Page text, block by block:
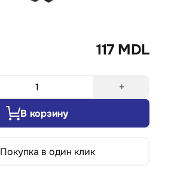
117 MDL
+
В корзину
Покупка в один клик